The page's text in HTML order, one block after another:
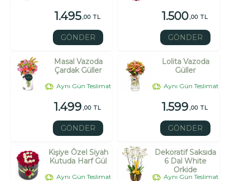
1.495,00 TL
GÖNDER
1.500,00 TL
GÖNDER
Masal Vazoda
Çardak Güller
Aynı Gün Teslimat
1.499,00 TL
GÖNDER
Lolita Vazoda
Güller
Aynı Gün Teslimat
1.599,00 TL
GÖNDER
Kişiye Özel Siyah
Kutuda Harf Gül
Aynı Gün Teslimat
Dekoratif Saksıda
6 Dal White
Orkide
Aynı Gün Teslimat